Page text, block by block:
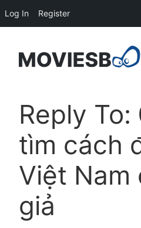
Reply To:
tìm cách
Việt Nam
giả
Log In Register